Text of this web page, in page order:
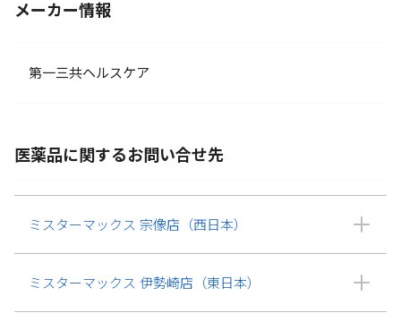
メーカー情報
第一三共ヘルスケア
医薬品に関するお問い合せ先
ミスターマックス 宗像店（西日本）
ミスターマックス 伊勢崎店（東日本）